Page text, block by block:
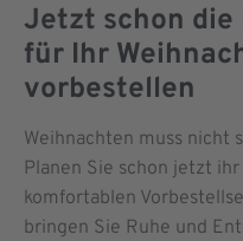
Jetzt schon die
für Ihr
vorbestellen
Weihnachten muss nicht
Planen Sie schon jetzt
komfortablen
bringen Sie Ruhe und